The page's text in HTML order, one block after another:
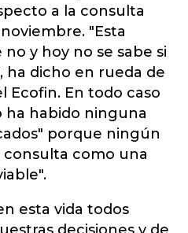
a la consulta
"Esta
y hoy no se sabe si
ha dicho en rueda de
Ecofin. En todo caso
ha habido ninguna
porque ningún
consulta como una
esta vida todos